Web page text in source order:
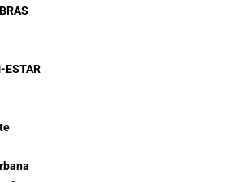
ESTAR